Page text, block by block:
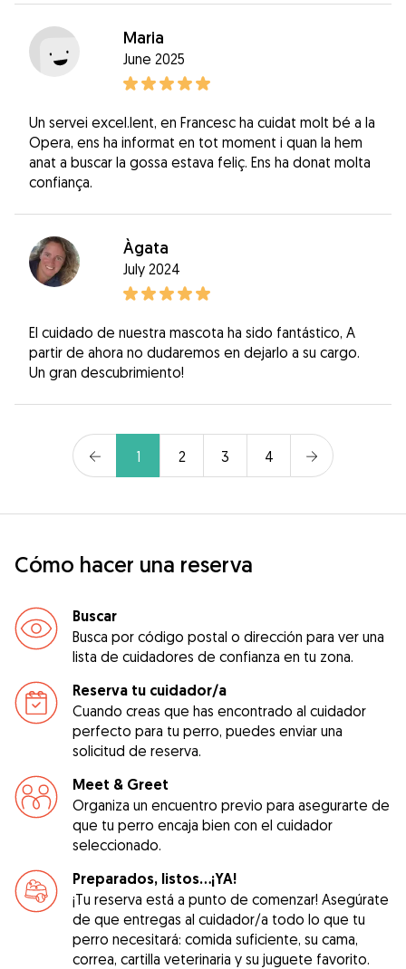
Maria
June 2025
Un servei excel.lent, en Francesc ha cuidat molt bé a la
Opera, ens ha informat en tot moment i quan la hem
anat a buscar la gossa estava feliç. Ens ha donat molta
confiança.
Àgata
July 2024
El cuidado de nuestra mascota ha sido fantástico, A
partir de ahora no dudaremos en dejarlo a su cargo.
Un gran descubrimiento!
1 2 3 4
Cómo hacer una reserva
Buscar
Busca por código postal o dirección para ver una
lista de cuidadores de confianza en tu zona.
Reserva tu cuidador/a
Cuando creas que has encontrado al cuidador
perfecto para tu perro, puedes enviar una
solicitud de reserva.
Meet & Greet
Organiza un encuentro previo para asegurarte de
que tu perro encaja bien con el cuidador
seleccionado.
Preparados, listos...¡YA!
¡Tu reserva está a punto de comenzar! Asegúrate
de que entregas al cuidador/a todo lo que tu
perro necesitará: comida suficiente, su cama,
correa, cartilla veterinaria y su juguete favorito.